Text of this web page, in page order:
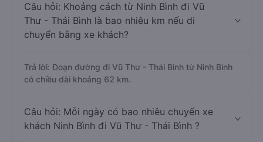
Câu hỏi: Khoảng cách từ Ninh Bình đi Vũ
Thư - Thái Bình là bao nhiêu km nếu di
chuyển bằng xe khách?
Trả lời: Đoạn đường đi Vũ Thư - Thái Bình từ Ninh Bình
có chiều dài khoảng 62 km.
Câu hỏi: Mỗi ngày có bao nhiêu chuyến xe
khách Ninh Bình đi Vũ Thư - Thái Bình ?